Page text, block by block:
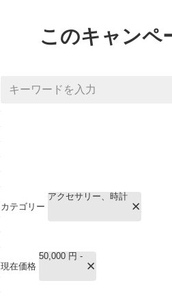
このキャンペ
カテゴリー
アクセサリー、時計
現在価格
50,000 円 -